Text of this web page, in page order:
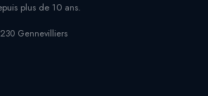
plus de 10 ans.
Gennevilliers